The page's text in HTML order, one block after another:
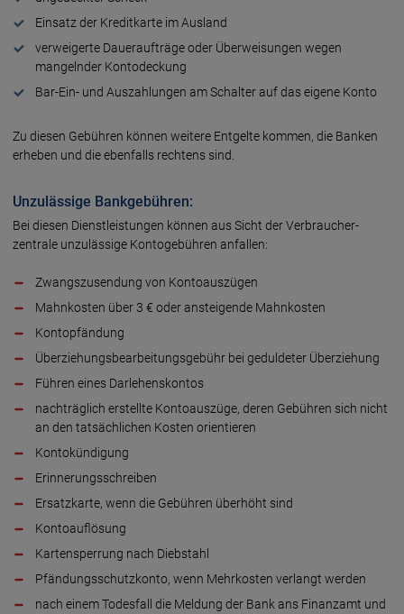
Einsatz der Kredit­karte im Aus­land
verweigerte Daueraufträge oder Über­weisungen wegen
mangelnder Konto­deckung
Bar-Ein- und Auszahlungen am Schalter auf das eigene Konto
Zu diesen Gebühren können weitere Entgelte kommen, die Banken
erheben und die eben­falls rechtens sind.
Unzulässige Bankgebühren:
Bei diesen Dienstleistungen können aus Sicht der Verbraucher­
zentrale unzu­lässige Konto­gebühren anfallen:
Zwangszusendung von Konto­aus­zügen
Mahnkosten über 3 € oder anstei­gende Mahn­kosten
Kontopfändung
Überziehungs­bearbeitungs­gebühr bei gedul­deter Über­ziehung
Führen eines Darlehens­kontos
nachträglich erstellte Konto­auszüge, deren Gebühren sich nicht
an den tat­säch­lichen Kosten orientieren
Kontokündigung
Erinnerungsschreiben
Ersatzkarte, wenn die Gebühren überhöht sind
Kontoauflösung
Kartensperrung nach Diebstahl
Pfändungsschutzkonto, wenn Mehr­kosten verlangt werden
nach einem Todesfall die Meldung der Bank ans Finanz­amt und